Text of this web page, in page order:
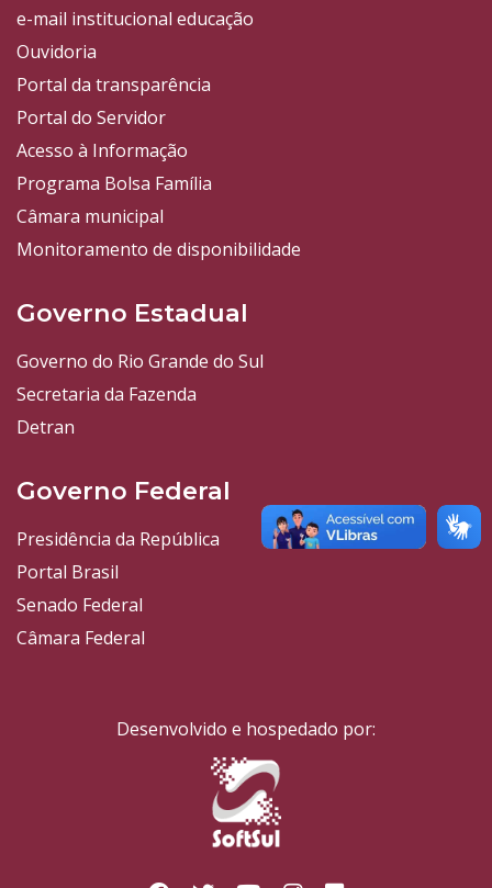
e-mail institucional educação
Ouvidoria
Portal da transparência
Portal do Servidor
Acesso à Informação
Programa Bolsa Família
Câmara municipal
Monitoramento de disponibilidade
Governo Estadual
Governo do Rio Grande do Sul
Secretaria da Fazenda
Detran
Governo Federal
Presidência da República
Portal Brasil
Senado Federal
Câmara Federal
Desenvolvido e hospedado por: